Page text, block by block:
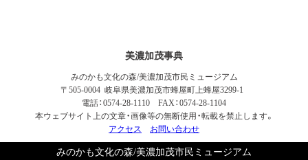
美濃加茂事典
みのかも文化の森/美濃加茂市民ミュージアム
〒505-0004 岐阜県美濃加茂市蜂屋町上蜂屋3299-1
電話：0574-28-1110 FAX：0574-28-1104
本ウェブサイト上の文章・画像等の無断使用・転載を禁止します。
アクセス
お問い合わせ
みのかも文化の森/美濃加茂市民ミュージアム